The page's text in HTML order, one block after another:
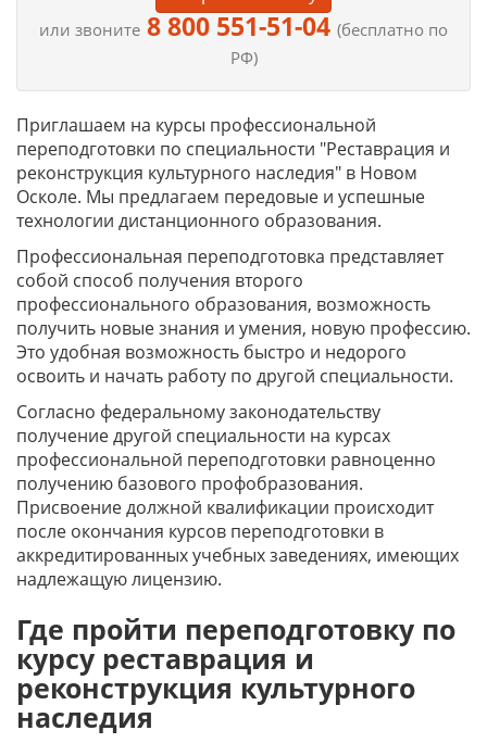
или звоните 8 800 551-51-04 (бесплатно по
РФ)
Приглашаем на курсы профессиональной
переподготовки по специальности "Реставрация и
реконструкция культурного наследия" в Новом
Осколе. Мы предлагаем передовые и успешные
технологии дистанционного образования.
Профессиональная переподготовка представляет
собой способ получения второго
профессионального образования, возможность
получить новые знания и умения, новую профессию.
Это удобная возможность быстро и недорого
освоить и начать работу по другой специальности.
Согласно федеральному законодательству
получение другой специальности на курсах
профессиональной переподготовки равноценно
получению базового профобразования.
Присвоение должной квалификации происходит
после окончания курсов переподготовки в
аккредитированных учебных заведениях, имеющих
надлежащую лицензию.
Где пройти переподготовку по
курсу реставрация и
реконструкция культурного
наследия